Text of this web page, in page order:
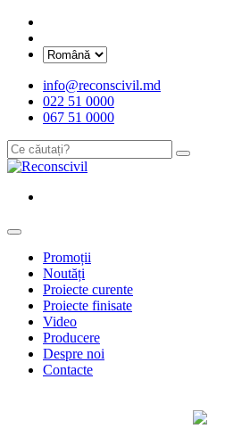
info@reconscivil.md
022 51 0000
067 51 0000
Promoții
Noutăți
Proiecte curente
Proiecte finisate
Video
Producere
Despre noi
Contacte